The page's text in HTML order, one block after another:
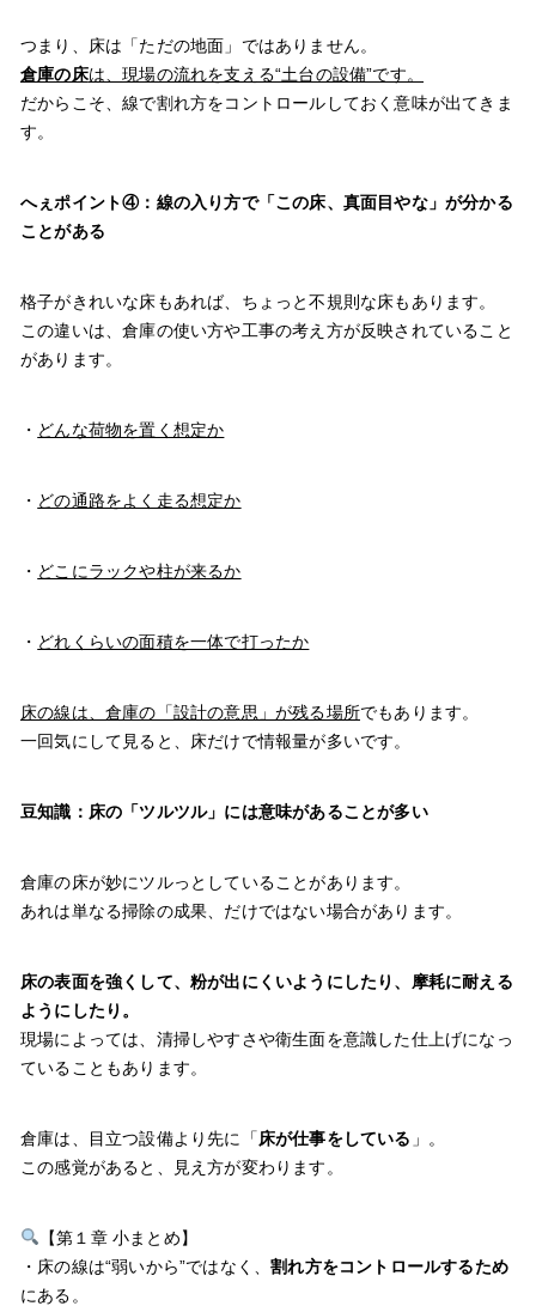
つまり、床は「ただの地面」ではありません。
倉庫の床は、現場の流れを支える“土台の設備”です。
だからこそ、線で割れ方をコントロールしておく意味が出てきま
す。
へぇポイント④：線の入り方で「この床、真面目やな」が分かる
ことがある
格子がきれいな床もあれば、ちょっと不規則な床もあります。
この違いは、倉庫の使い方や工事の考え方が反映されていること
があります。
・ どんな荷物を置く想定か
・ どの通路をよく走る想定か
・ どこにラックや柱が来るか
・ どれくらいの面積を一体で打ったか
床の線は、倉庫の「設計の意思」が残る場所でもあります。
一回気にして見ると、床だけで情報量が多いです。
豆知識：床の「ツルツル」には意味があることが多い
倉庫の床が妙にツルっとしていることがあります。
あれは単なる掃除の成果、だけではない場合があります。
床の表面を強くして、粉が出にくいようにしたり、摩耗に耐える
ようにしたり。
現場によっては、清掃しやすさや衛生面を意識した仕上げになっ
ていることもあります。
倉庫は、目立つ設備より先に「床が仕事をしている 」。
この感覚があると、見え方が変わります。
【第１章 小まとめ】
・床の線は“弱いから”ではなく、割れ方をコントロールするため
にある。